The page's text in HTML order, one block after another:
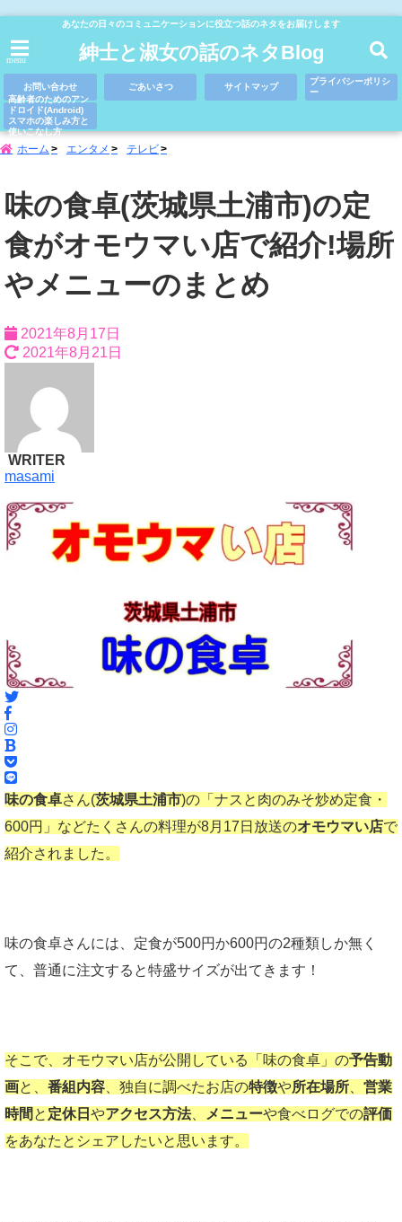
あなたの日々のコミュニケーションに役立つ話のネタをお届けします
menu 紳士と淑女の話のネタBlog
お問い合わせ ごあいさつ サイトマップ
プライバシーポリシ
ー
高齢者のためのアン
ドロイド(Android)
スマホの楽しみ方と
使いこなし方
ホーム エンタメ テレビ
味の食卓(茨城県土浦市)の定
食がオモウマい店で紹介!場所
やメニューのまとめ
2021年8月17日
2021年8月21日
WRITER
masami
味の食卓さん(茨城県土浦市)の「ナスと肉のみそ炒め定食・
600円」などたくさんの料理が8月17日放送のオモウマい店で
紹介されました。
味の食卓さんには、定食が500円か600円の2種類しか無く
て、普通に注文すると特盛サイズが出てきます！
そこで、オモウマい店が公開している「味の食卓」の予告動
画と、 番組内容 、独自に調べたお店の特徴や所在場所
営業
時間 と 定休日 やアクセス方法、 メニューや食べログでの評価
をあなたとシェアしたいと思います。